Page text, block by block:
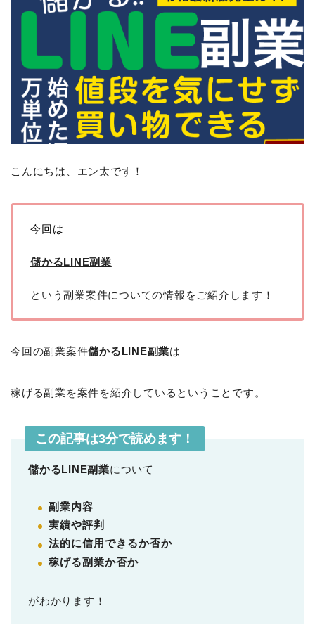
こんにちは、エン太です！
今回は
儲かるLINE副業
という副業案件についての情報をご紹介します！
今回の副業案件儲かるLINE副業は
稼げる副業を案件を紹介しているということです。
この記事は3分で読めます！
儲かるLINE副業について
副業内容
実績や評判
法的に信用できるか否か
稼げる副業か否か
がわかります！